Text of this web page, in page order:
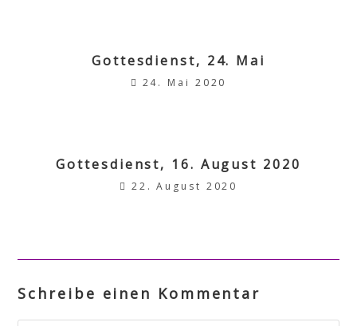
Gottesdienst, 24. Mai
24. Mai 2020
Gottesdienst, 16. August 2020
22. August 2020
Schreibe einen Kommentar